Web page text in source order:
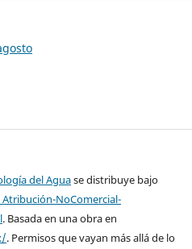
del Aguase distribuye bajo
NoComercial-
. Basada en una obra en
. Permisos que vayan más allá de lo